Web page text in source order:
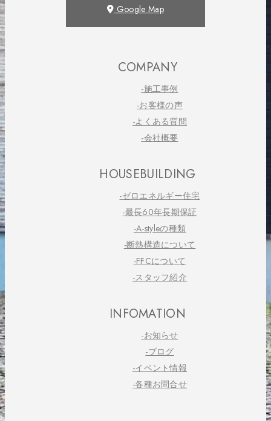
Google Map
COMPANY
-施工事例
-お客様の声
-よくある質問
-会社概要
HOUSEBUILDING
-ゼロエネルギー住宅
-最長60年長期保証
-A-styleの種類
-断熱構造について
-FFCについて
-スタッフ紹介
INFOMATION
-お知らせ
-ブログ
-イベント情報
-各種お問合せ